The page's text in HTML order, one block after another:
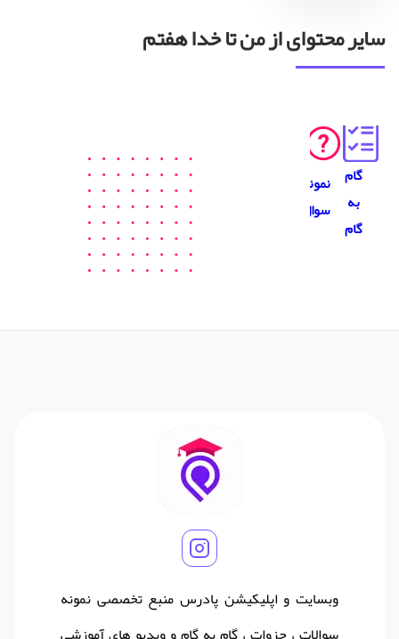
سایر محتوای از من تا خدا هفتم
گام
به
گام
نمونه
سوال
وبسایت و اپلیکیشن پادرس منبع تخصصی نمونه